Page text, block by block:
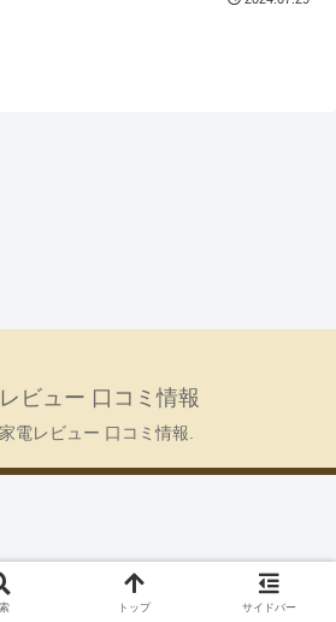
ビュー 口コミ情報
電レビュー 口コミ情報.
トップ サイドバー